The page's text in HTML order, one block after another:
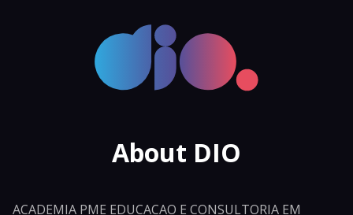
About DIO
ACADEMIA PME EDUCACAO E CONSULTORIA EM